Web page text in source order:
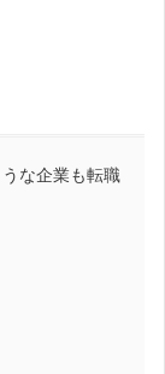
な企業も転職